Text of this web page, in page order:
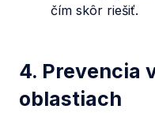
čím skôr riešiť.
4. Prevencia
oblastiach